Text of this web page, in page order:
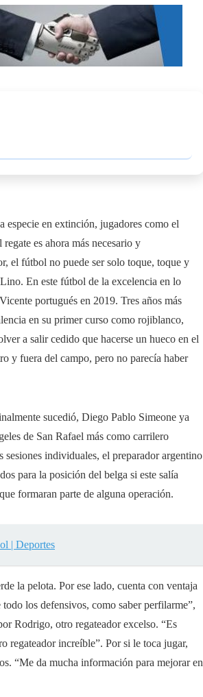
especie en extinción, jugadores como el
es ahora más necesario y
el fútbol no puede ser solo toque, toque y
En este fútbol de la excelencia en lo
portugués en 2019. Tres años más
en su primer curso como rojiblanco,
a salir cedido que hacerse un hueco en el
y fuera del campo, pero no parecía haber
sucedió, Diego Pablo Simeone ya
de San Rafael más como carrilero
individuales, el preparador argentino
para la posición del belga si este salía
formaran parte de alguna operación.
| Deportes
la pelota. Por ese lado, cuenta con ventaja
los defensivos, como saber perfilarme”,
Rodrigo, otro regateador excelso. “Es
regateador increíble”. Por si le toca jugar,
“Me da mucha información para mejorar en